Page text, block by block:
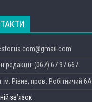
редакції: (067) 67 97 667
м. Рівне, пров. Робітничий 6А
зв’язок